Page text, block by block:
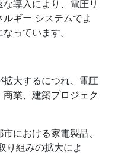
導入により、電圧リ
ギー システムでよ
っています。
大するにつれ、電圧
業、建築プロジェク
における家電製品、
り組みの拡大によ